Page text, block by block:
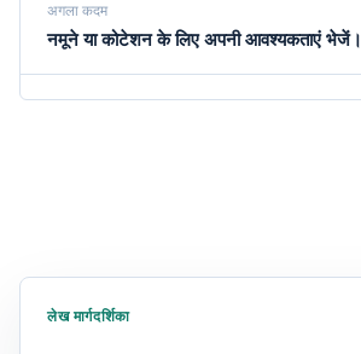
अगला कदम
नमूने या कोटेशन के लिए अपनी आवश्यकताएं भेजें।
लेख मार्गदर्शिका